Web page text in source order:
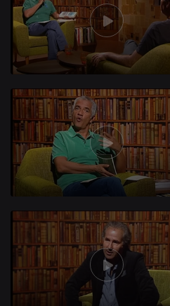
482617